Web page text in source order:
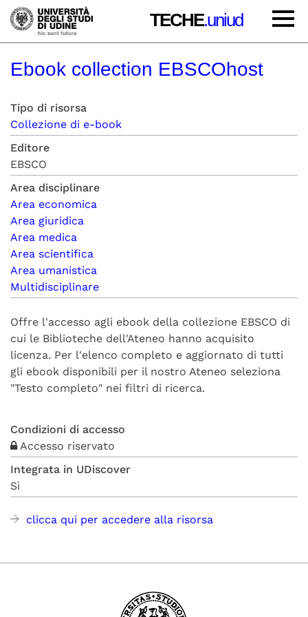
TECHE.uniud
Ebook collection EBSCOhost
Tipo di risorsa
Collezione di e-book
Editore
EBSCO
Area disciplinare
Area economica
Area giuridica
Area medica
Area scientifica
Area umanistica
Multidisciplinare
Offre l'accesso agli ebook della collezione EBSCO di
cui le Biblioteche dell'Ateneo hanno acquisito
licenza. Per l'elenco completo e aggiornato di tutti
gli ebook disponibili per il nostro Ateneo seleziona
"Testo completo" nei filtri di ricerca.
Condizioni di accesso
Accesso riservato
Integrata in UDiscover
Sì
clicca qui per accedere alla risorsa